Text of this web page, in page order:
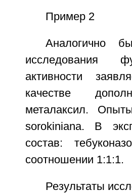
Пример 2
Аналогично
исследования
активности
качестве
металаксил.
sorokiniana. В
состав:
соотношении 1:1:1.
Результаты